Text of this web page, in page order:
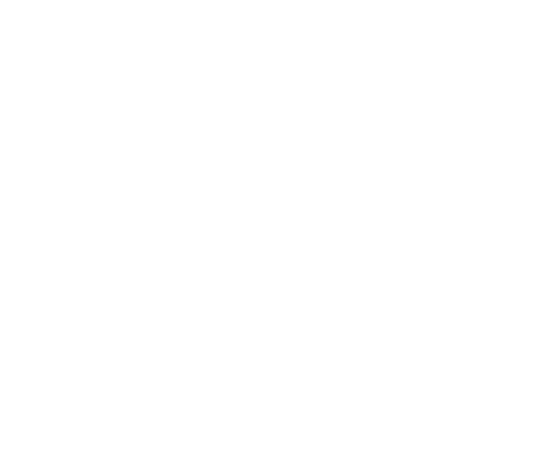
品です。
はありません。
品です。
得ず変更すること
1000ppm以下、
: 1000ppm、
許可)を取得する